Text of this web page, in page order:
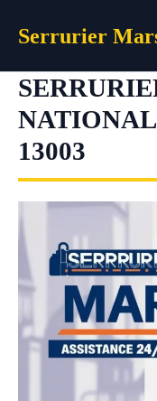
Serrurier
13003